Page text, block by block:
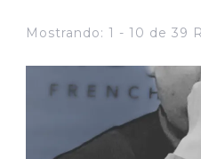
Mostrando: 1 - 10 de 39